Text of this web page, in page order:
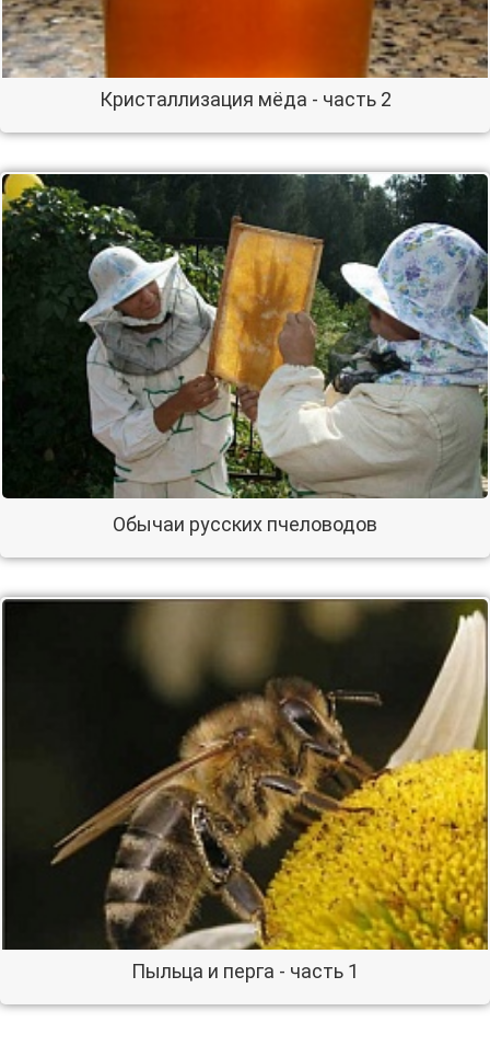
Кристаллизация мёда - часть 2
Обычаи русских пчеловодов
Пыльца и перга - часть 1